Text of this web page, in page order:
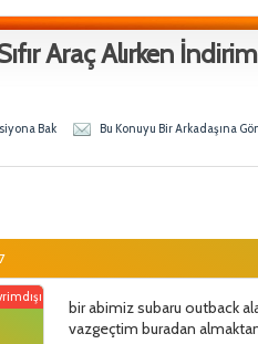
Araç Alırken
Bak Bu Konuyu Bir Arkadaşına
bir abimiz subaru outback
vazgeçtim buradan